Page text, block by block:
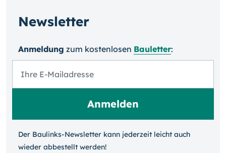
Newsletter
Anmeldung zum kosten­losen Bauletter:
Der Baulinks-Newsletter kann jeder­zeit leicht auch
wieder ab­bestellt werden!